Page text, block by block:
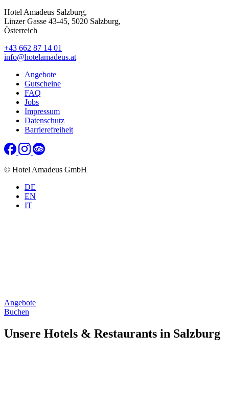
Hotel Amadeus Salzburg,
Linzer Gasse 43-45, 5020 Salzburg,
Österreich
+43 662 87 14 01
info@hotelamadeus.at
Angebote
Gutscheine
FAQ
Jobs
Impressum
Datenschutz
Barrierefreiheit
© Hotel Amadeus GmbH
DE
EN
IT
Angebote
Buchen
Unsere Hotels & Restaurants in Salzburg